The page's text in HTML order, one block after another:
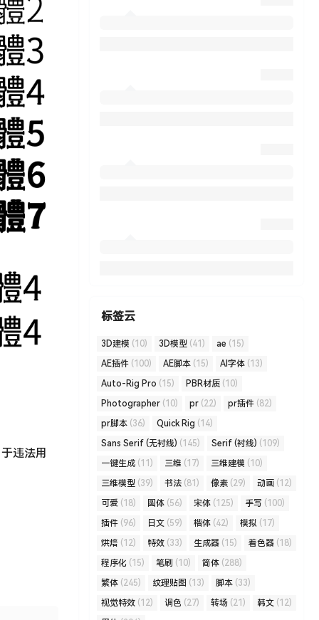
违法用
标签云
3D建模 (10) 3D模型 (41) ae (15)
AE插件 (100) AE脚本 (15) AI字体 (13)
Auto-Rig Pro (15) PBR材质 (10)
Photographer (10) pr (22) pr插件 (82)
pr脚本 (36) Quick Rig (14)
Sans Serif (无衬线) (145) Serif (衬线) (109)
一键生成 (11) 三维 (17) 三维建模 (10)
三维模型 (39) 书法 (81) 像素 (29) 动画 (12)
可爱 (18) 圆体 (56) 宋体 (125) 手写 (100)
插件 (96) 日文 (59) 楷体 (42) 模拟 (17)
烘焙 (12) 特效 (33) 生成器 (15) 着色器 (18)
程序化 (15) 笔刷 (10) 简体 (288)
繁体 (245) 纹理贴图 (13) 脚本 (33)
视觉特效 (12) 调色 (27) 转场 (21) 韩文 (12)